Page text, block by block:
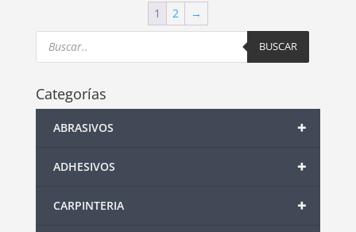
1 2
→
Products
search BUSCAR
Categorías
+
ABRASIVOS
+
ADHESIVOS
+
CARPINTERIA